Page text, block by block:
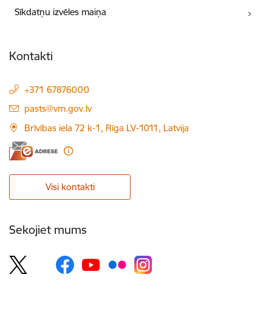
Sīkdatņu izvēles maiņa
Kontakti
+371 67876000
E-pasts:
pasts@vm.gov.lv
Brīvības iela 72 k-1, Rīga LV-1011, Latvija
Visi kontakti
Sekojiet mums